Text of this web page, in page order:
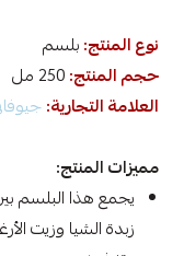
نوع المنتج:بلسم
حجم المنتج:250 مل
العلامة التجارية:
مميزات المنتج:
يجمع هذا البلسم
زبدة الشيا وزيت